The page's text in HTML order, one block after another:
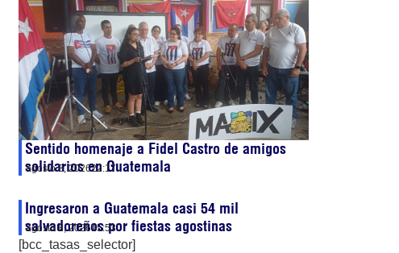
Sentido homenaje a Fidel Castro de amigos
solidarios en Guatemala
agosto 8, 202622:17
Ingresaron a Guatemala casi 54 mil
salvadoreños por fiestas agostinas
agosto 8, 202615:53
[bcc_tasas_selector]